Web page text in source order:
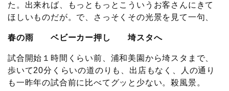
た。出来れば、もっともっとこういうお客さんにきて
ほしいものだが。で、さっそくその光景を見て一句、
春の雨 ベビーカー押し 埼スタへ
試合開始１時間くらい前、浦和美園から埼スタまで、
歩いて20分くらいの道のりも、出店もなく、人の通り
も一昨年の試合前に比べてグッと少ない。殺風景。